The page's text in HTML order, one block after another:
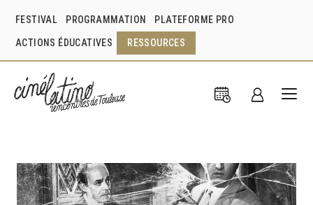
FESTIVAL PROGRAMMATION PLATEFORME PRO
ACTIONS ÉDUCATIVES RESSOURCES